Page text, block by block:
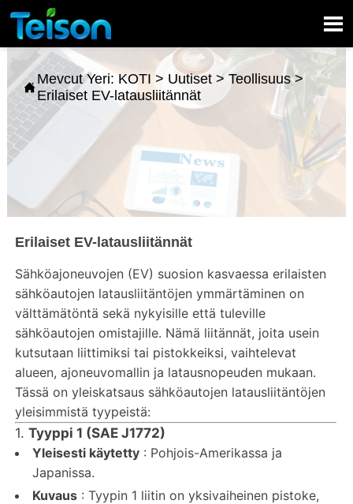


Mevcut Yeri: KOTI > Uutiset> Teollisuus>
Erilaiset EV-latausliitännät
Erilaiset EV-latausliitännät
Sähköajoneuvojen (EV) suosion kasvaessa erilaisten
sähköautojen latausliitäntöjen ymmärtäminen on
välttämätöntä sekä nykyisille että tuleville
sähköautojen omistajille. Nämä liitännät, joita usein
kutsutaan liittimiksi tai pistokkeiksi, vaihtelevat
alueen, ajoneuvomallin ja latausnopeuden mukaan.
Tässä on yleiskatsaus sähköautojen latausliitäntöjen
yleisimmistä tyypeistä:
1. Tyyppi 1 (SAE J1772)
Yleisesti käytetty: Pohjois-Amerikassa ja
Japanissa.
Kuvaus: Tyypin 1 liitin on yksivaiheinen pistoke,